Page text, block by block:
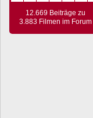
12.669 Beiträge zu
3.883 Filmen im Forum